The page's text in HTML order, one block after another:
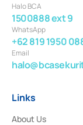
Halo BCA
1500888 ext 9
WhatsApp
+62 819 1950
Email
Links
About Us